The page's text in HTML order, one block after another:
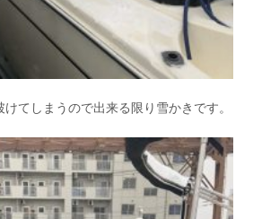
てしまうので出来る限り雪かきです。